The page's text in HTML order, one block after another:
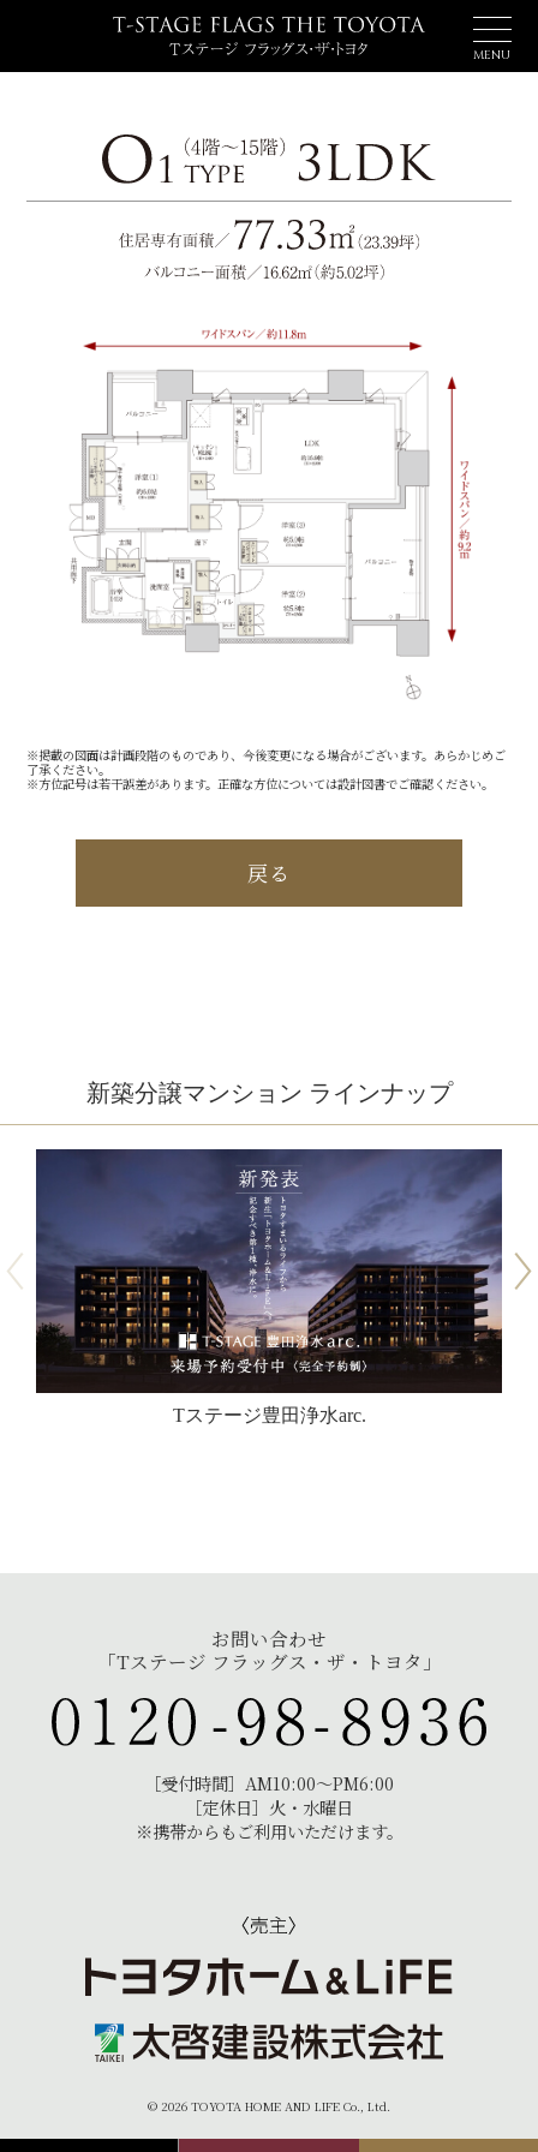
MENU
アクセス＆ロケーション
PROJECT
プロジェクト
DESIGN
デザイン
CAR LIFE COMMON SPACE
コモンスペース
クオリティ＆ゼッチ
MODEL ROOM BRAND
ブランド
現地案内図 物件概要
来場予約
※掲載の図面は計画段階のものであり、今後変更になる場合がございます。あらかじめご
了承ください。
※方位記号は若干誤差があります。正確な方位については設計図書でご確認ください。
戻る
新築分譲マンション ラインナップ
Tステージ豊田浄水arc.
お問い合わせ
「Tステージ フラッグス・ザ・トヨタ」
［受付時間］AM10:00〜PM6:00
［定休日］火・水曜日
※携帯からもご利用いただけます。
© 2026 TOYOTA HOME AND LIFE Co., Ltd.